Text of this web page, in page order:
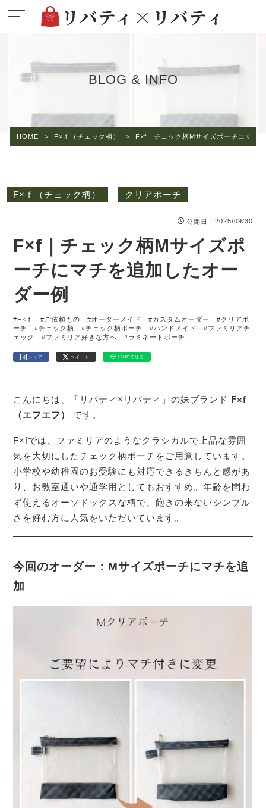
BLOG & INFO
HOME > F×ｆ（チェック柄） > F×f｜チェック柄Mサイズポーチにマチ
F×ｆ（チェック柄） クリアポーチ
公開日 ：2025/09/30
F×f｜チェック柄Mサイズポ
ーチにマチを追加したオー
ダー例
#F×ｆ #ご依頼もの #オーダーメイド #カスタムオーダー
#クリアポ
ーチ
#チェック柄 #チェック柄ポーチ #ハンドメイド
#ファミリアチ
ェック
#ファミリア好きな方へ #ラミネートポーチ
シェア ツイート LINEで送る
こんにちは、「リバティ×リバティ」の妹ブランド F×f
（エフエフ）
です。
F×fでは、ファミリアのようなクラシカルで上品な雰囲
気を大切にしたチェック柄ポーチをご用意しています。
小学校や幼稚園のお受験にも対応できるきちんと感があ
り、お教室通いや通学用としてもおすすめ。年齢を問わ
ず使えるオーソドックスな柄で、飽きの来ないシンプル
さを好む方に人気をいただいています。
今回のオーダー：Mサイズポーチにマチを追
加